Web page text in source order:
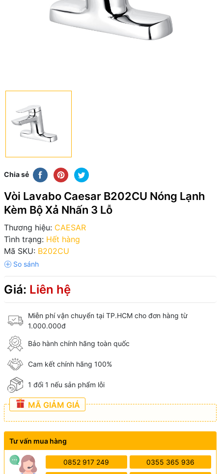
Chia sẻ
Vòi Lavabo Caesar B202CU Nóng Lạnh
Kèm Bộ Xả Nhấn 3 Lỗ
Thương hiệu: CAESAR
Tình trạng: Hết hàng
Mã SKU: B202CU
Giá: Liên hệ
Miễn phí vận chuyển tại TP.HCM cho đơn hàng từ
1.000.000đ
Bảo hành chính hãng toàn quốc
Cam kết chính hãng 100%
1 đổi 1 nếu sản phẩm lỗi
MÃ GIẢM GIÁ
Tư vấn mua hàng
0852 917 249 0355 365 936